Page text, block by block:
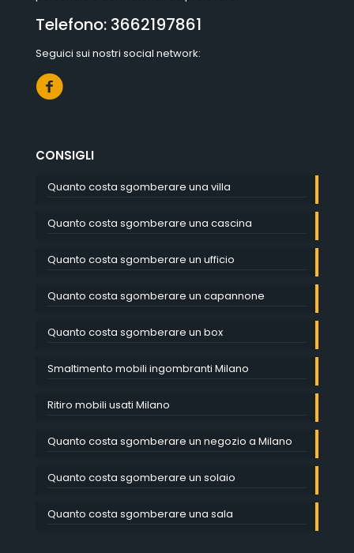
Telefono: 3662197861
Seguici sui nostri social network:
CONSIGLI
Quanto costa sgomberare una villa
Quanto costa sgomberare una cascina
Quanto costa sgomberare un ufficio
Quanto costa sgomberare un capannone
Quanto costa sgomberare un box
Smaltimento mobili ingombranti Milano
Ritiro mobili usati Milano
Quanto costa sgomberare un negozio a Milano
Quanto costa sgomberare un solaio
Quanto costa sgomberare una sala